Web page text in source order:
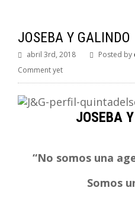
JOSEBA Y GALINDO
abril 3rd, 2018 Posted by
Comment yet
JOSEBA
“No somos una
Somos